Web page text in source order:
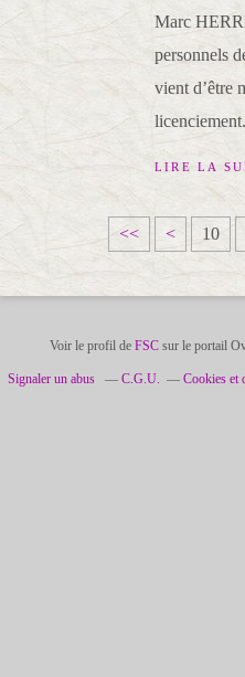
Marc
personnels
vient d’être
LIRE LA
<< < 10
Voir le profil de FSCsur le portail
Signaler un abus C.G.U. Cookies et